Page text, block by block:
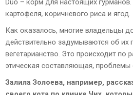
Duo – корм для настоящих
картофеля, коричневого риса и ягод.
Как оказалось, многие владельцы
действительно задумываются об их
вегетарианство. Это происходит по
этическая составляющая, проблемы
Залила Золоева, например,